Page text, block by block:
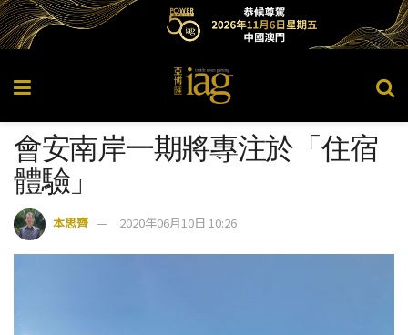
會安南岸一期將專注於「住宿
體驗」
本思齊 2020年06月10日 10:26